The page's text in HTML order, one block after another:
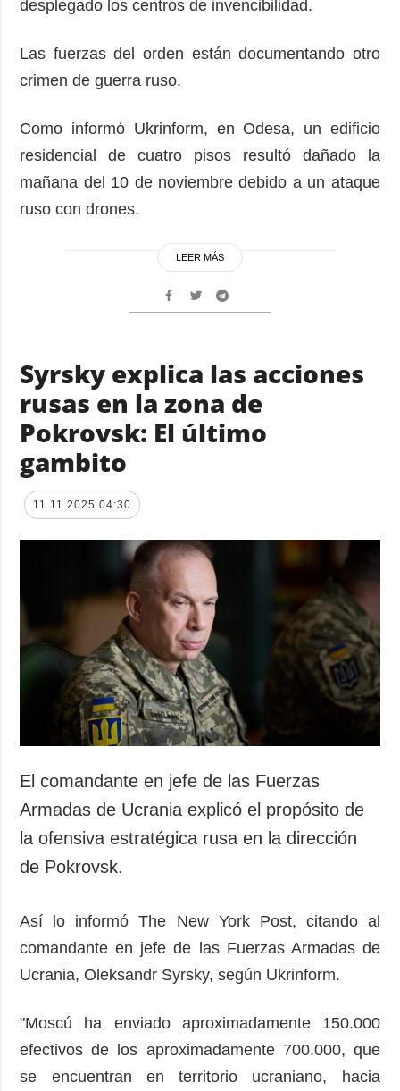
desplegado los centros de invencibilidad.
Las fuerzas del orden están documentando otro
crimen de guerra ruso.
Como informó Ukrinform, en Odesa, un edificio
residencial de cuatro pisos resultó dañado la
mañana del 10 de noviembre debido a un ataque
ruso con drones.
LEER MÁS
Syrsky explica las acciones
rusas en la zona de
Pokrovsk: El último
gambito
11.11.2025 04:30
El comandante en jefe de las Fuerzas
Armadas de Ucrania explicó el propósito de
la ofensiva estratégica rusa en la dirección
de Pokrovsk.
Así lo informó The New York Post, citando al
comandante en jefe de las Fuerzas Armadas de
Ucrania, Oleksandr Syrsky, según Ukrinform.
"Moscú ha enviado aproximadamente 150.000
efectivos de los aproximadamente 700.000, que
se encuentran en territorio ucraniano, hacia